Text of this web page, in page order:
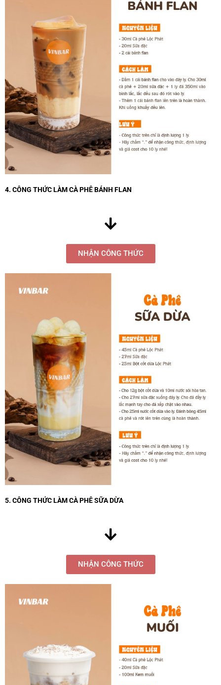
4. CÔNG THỨC LÀM CÀ PHÊ BÁNH FLAN
NHẬN CÔNG THỨC
5. CÔNG THỨC LÀM CÀ PHÊ SỮA DỪA
NHẬN CÔNG THỨC